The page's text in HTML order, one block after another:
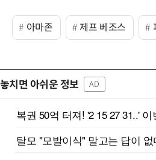
아마존 제프 베조스
놓치면 아쉬운 정보 AD